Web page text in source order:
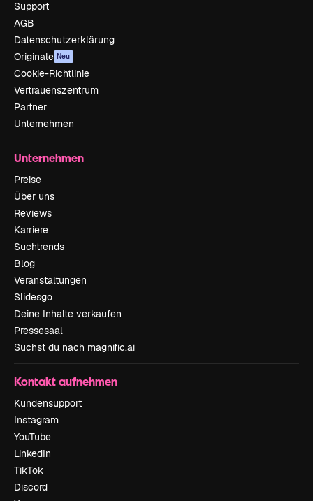
Support
AGB
Datenschutzerklärung
Originale Neu
Cookie-Richtlinie
Vertrauenszentrum
Partner
Unternehmen
Unternehmen
Preise
Über uns
Reviews
Karriere
Suchtrends
Blog
Veranstaltungen
Slidesgo
Deine Inhalte verkaufen
Pressesaal
Suchst du nach magnific.ai
Kontakt aufnehmen
Kundensupport
Instagram
YouTube
LinkedIn
TikTok
Discord